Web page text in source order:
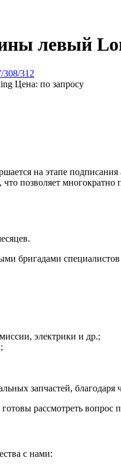
левый
Цена: по запросу
на этапе
позволяет
бригадами
электрики и др.;
запчастей, благодаря
рассмотреть вопрос
с нами: